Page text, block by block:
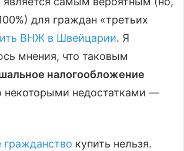
для граждан «третьих
ВНЖ в Швейцарии. Я
мнения, что таковым
налогообложение
некоторыми недостатками —
купить нельзя.